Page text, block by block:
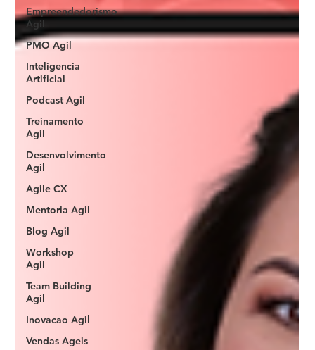
Empreendedorismo
Agil
PMO Agil
Inteligencia
Artificial
Podcast Agil
Treinamento
Agil
Desenvolvimento
Agil
Agile CX
Mentoria Agil
Blog Agil
Workshop
Agil
Team Building
Agil
Inovacao Agil
Vendas Ageis